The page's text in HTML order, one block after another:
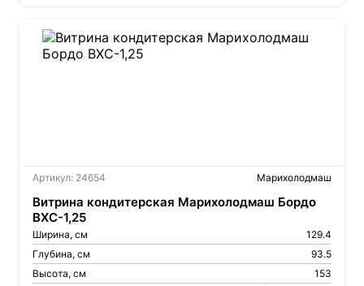
Артикул: 24654 Марихолодмаш
Витрина кондитерская Марихолодмаш Бордо
ВХС-1,25
Ширина, см
129.4
Глубина, см
93.5
Высота, см
153